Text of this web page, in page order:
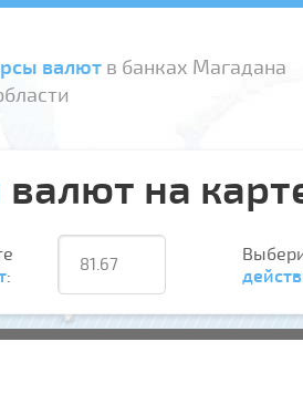
валютв банках Магадана
валют на
: